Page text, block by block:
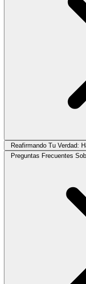
Reafirmando Tu Verdad:
Preguntas Frecuentes